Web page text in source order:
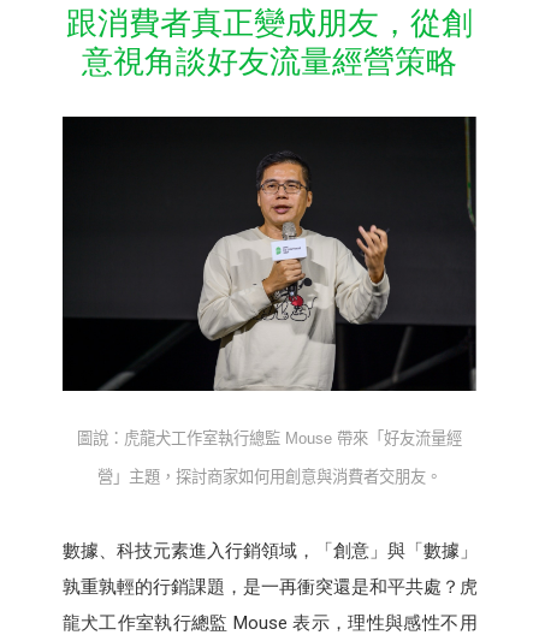
跟消費者真正變成朋友，從創
意視角談好友流量經營策略
圖說：虎龍犬工作室執行總監 Mouse 帶來「好友流量經
營」主題，探討商家如何用創意與消費者交朋友。
數據、科技元素進入行銷領域，「創意」與「數據」
孰重孰輕的行銷課題，是一再衝突還是和平共處？虎
龍犬工作室執行總監 Mouse 表示，理性與感性不用